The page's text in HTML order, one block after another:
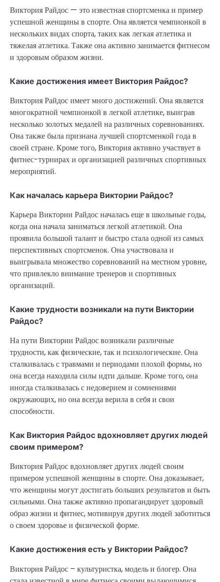
Виктория Райдос — это известная спортсменка и пример
успешной женщины в спорте. Она является чемпионкой в
нескольких видах спорта, таких как легкая атлетика и
тяжелая атлетика. Также она активно занимается фитнесом
и здоровым образом жизни.
Какие достижения имеет Виктория Райдос?
Виктория Райдос имеет много достижений. Она является
многократной чемпионкой в легкой атлетике, выиграв
несколько золотых медалей на различных соревнованиях.
Она также была признана лучшей спортсменкой года в
своей стране. Кроме того, Виктория активно участвует в
фитнес-турнирах и организацией различных спортивных
мероприятий.
Как началась карьера Виктории Райдос?
Карьера Виктории Райдос началась еще в школьные годы,
когда она начала заниматься легкой атлетикой. Она
проявила большой талант и быстро стала одной из самых
перспективных спортсменок. Она участвовала и
выигрывала множество соревнований на местном уровне,
что привлекло внимание тренеров и спортивных
организаций.
Какие трудности возникали на пути Виктории
Райдос?
На пути Виктории Райдос возникали различные
трудности, как физические, так и психологические. Она
сталкивалась с травмами и периодами плохой формы, но
она всегда находила силы идти дальше. Кроме того, она
иногда сталкивалась с недоверием и сомнениями
окружающих, но она всегда верила в себя и свои
способности.
Как Виктория Райдос вдохновляет других людей
своим примером?
Виктория Райдос вдохновляет других людей своим
примером успешной женщины в спорте. Она доказывает,
что женщины могут достигать больших результатов и быть
сильными. Она также активно пропагандирует здоровый
образ жизни и фитнес, мотивируя других людей заботиться
о своем здоровье и физической форме.
Какие достижения есть у Виктории Райдос?
Виктория Райдос – культуристка, модель и блогер. Она